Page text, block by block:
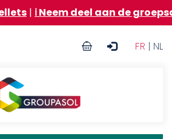
deel aan de
FR | NL
User